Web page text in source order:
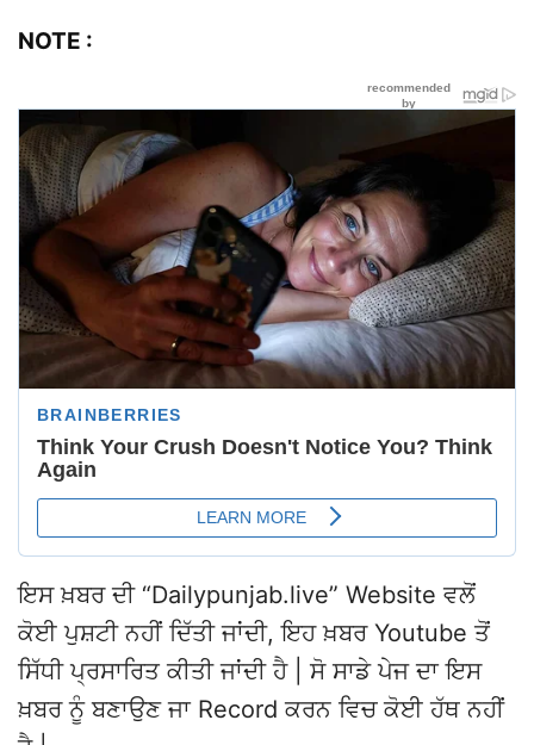
NOTE :
ਇਸ ਖ਼ਬਰ ਦੀ “Dailypunjab.live” Website ਵਲੋਂ
ਕੋਈ ਪੁਸ਼ਟੀ ਨਹੀਂ ਦਿੱਤੀ ਜਾਂਦੀ, ਇਹ ਖ਼ਬਰ Youtube ਤੋਂ
ਸਿੱਧੀ ਪ੍ਰਸਾਰਿਤ ਕੀਤੀ ਜਾਂਦੀ ਹੈ | ਸੋ ਸਾਡੇ ਪੇਜ ਦਾ ਇਸ
ਖ਼ਬਰ ਨੂੰ ਬਣਾਉਣ ਜਾ Record ਕਰਨ ਵਿਚ ਕੋਈ ਹੱਥ ਨਹੀਂ